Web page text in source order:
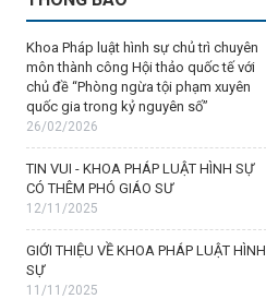
Khoa Pháp luật hình sự chủ trì chuyên
môn thành công Hội thảo quốc tế với
chủ đề “Phòng ngừa tội phạm xuyên
quốc gia trong kỷ nguyên số”
26/02/2026
TIN VUI - KHOA PHÁP LUẬT HÌNH SỰ
CÓ THÊM PHÓ GIÁO SƯ
12/11/2025
GIỚI THIỆU VỀ KHOA PHÁP LUẬT HÌNH
SỰ
11/11/2025